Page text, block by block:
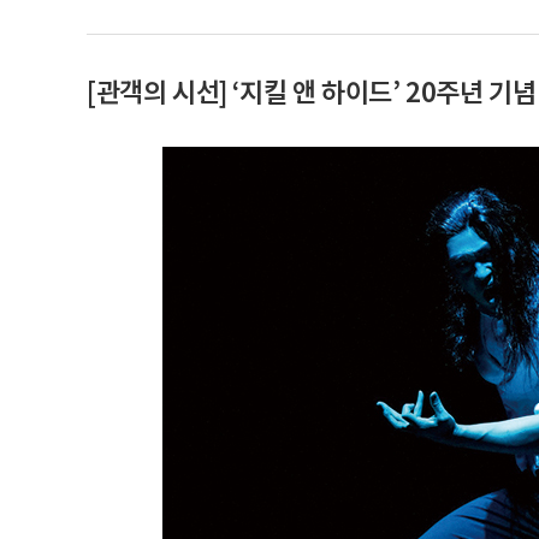
[관객의 시선] ‘지킬 앤 하이드’ 20주년 기